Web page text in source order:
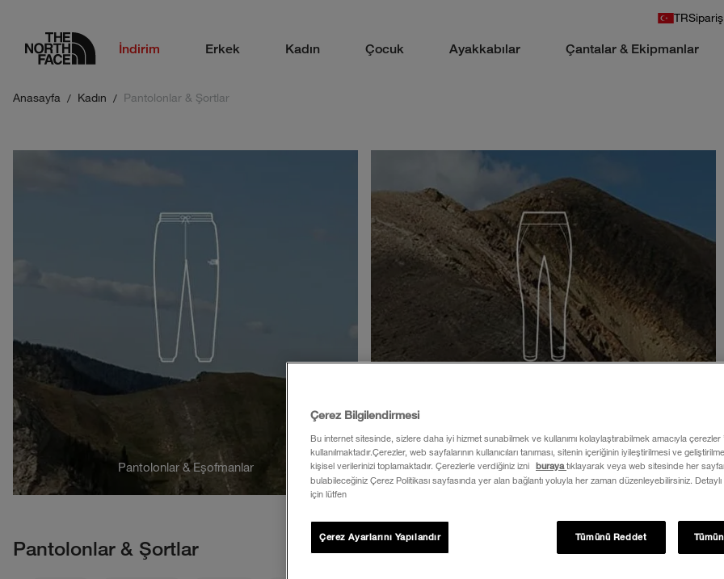
TR
logoİndirim Erkek Kadın Çocuk Ayakkabılar Çantalar & Ekipmanlar
Anasayfa Kadın Pantolonlar & Şortlar
Pantolonlar & Eşofmanlar İçlik & Tayt
Pantolonlar & Şortlar
Çerez Bilgilendirmesi
Bu internet sitesinde, sizlere daha iyi hizmet sunabilmek ve kullanımı kolaylaştırabilmek amacıyla çerezler
kullanılmaktadır.Çerezler, web sayfalarının kullanıcıları tanıması, sitenin içeriğinin iyileştirilmesi ve
kişisel verilerinizi toplamaktadır. Çerezlerle verdiğiniz izni
burayatıklayarak veya web sitesinde her
bulabileceğiniz Çerez Politikası sayfasında yer alan bağlantı yoluyla her zaman düzenleyebilirsiniz.
için lütfen
Tümünü Reddet
Çerez Ayarlarını Yapılandır